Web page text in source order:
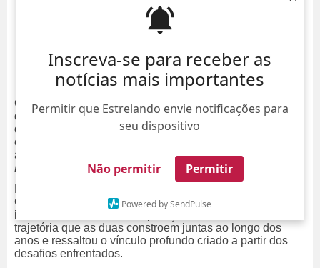
Inscreva-se para receber as
notícias mais importantes
Permitir que Estrelando envie notificações para
seu dispositivo
Não permitir Permitir
Powered by SendPulse
Claudia Rodrigues completou 56 anos de idade neste
domingo, dia 7, e recebeu uma declaração apaixonada
da noiva, Adriane Bonato. A homenagem foi
compartilhada nas redes sociais e emocionou fãs da
atriz, conhecida por papéis marcantes como em
Diarista
Zorra Total.
Claudia, descrevendo a companheira como uma mulher
iluminada e símbolo de superação. Ela relembrou a
trajetória que as duas constroem juntas ao longo dos
anos e ressaltou o vínculo profundo criado a partir dos
desafios enfrentados.